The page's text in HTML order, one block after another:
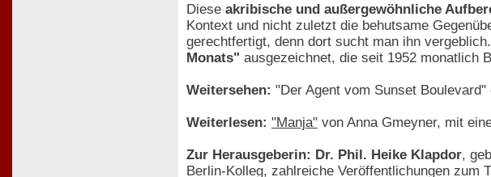
Diese akribische und außergewöhnliche
Kontext und nicht zuletzt die behutsame
gerechtfertigt, denn dort sucht man ihn
Monats" ausgezeichnet, die seit 1952 monatlich
Weitersehen: "Der Agent vom Sunset
Weiterlesen: "Manja" von Anna Gmeyner, mit
Zur Herausgeberin: Dr. Phil. Heike Klapdor,
Berlin-Kolleg, zahlreiche Veröffentlichungen zum